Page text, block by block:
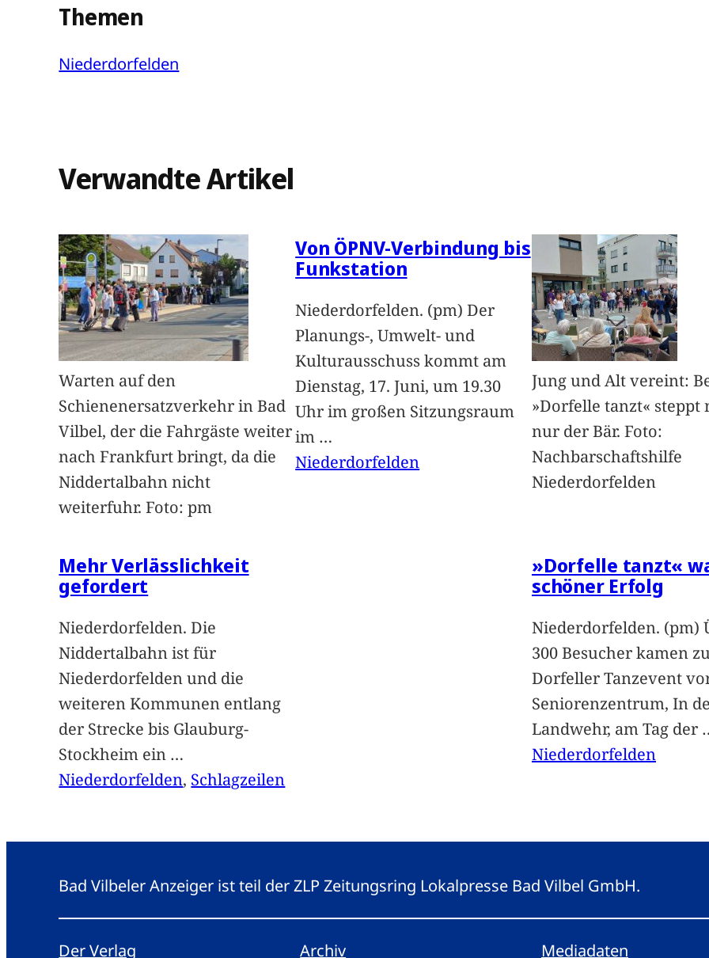
Themen
Niederdorfelden
Verwandte Artikel
Warten auf den
Schienenersatzverkehr in Bad
Vilbel, der die Fahrgäste weiter
nach Frankfurt bringt, da die
Niddertalbahn nicht
weiterfuhr. Foto: pm
Mehr Verlässlichkeit
gefordert
Niederdorfelden. Die
Niddertalbahn ist für
Niederdorfelden und die
weiteren Kommunen entlang
der Strecke bis Glauburg-
Stockheim ein …
Niederdorfelden, Schlagzeilen
Von ÖPNV-Verbindung bis
Funkstation
Niederdorfelden. (pm) Der
Planungs-, Umwelt- und
Kulturausschuss kommt am
Dienstag, 17. Juni, um 19.30
Uhr im großen Sitzungsraum
im …
Niederdorfelden
Jung und Alt vereint:
»Dorfelle tanzt« steppt
nur der Bär. Foto:
Nachbarschaftshilfe
Niederdorfelden
»Dorfelle tanzt«
schöner Erfolg
Niederdorfelden. (pm)
300 Besucher kamen
Dorfeller Tanzevent
Seniorenzentrum, In
Landwehr, am Tag der
Niederdorfelden
Bad Vilbeler Anzeiger ist teil der ZLP Zeitungsring Lokalpresse Bad Vilbel GmbH.
Der Verlag Archiv Mediadaten